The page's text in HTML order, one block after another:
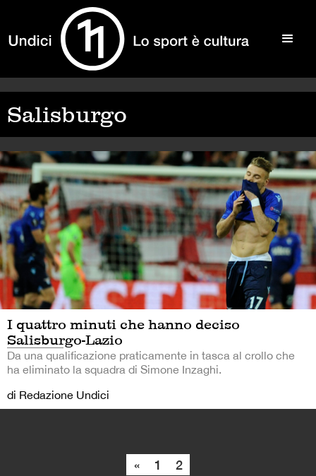
Salisburgo
I quattro minuti che hanno deciso
Salisburgo-Lazio
Da una qualificazione praticamente in tasca al crollo che
ha eliminato la squadra di Simone Inzaghi.
di Redazione Undici
« 1 2